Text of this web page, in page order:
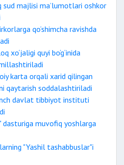
sud majlisi ma’lumotlari oshkor
qo‘shimcha ravishda
xo‘jaligi quyi bo‘g‘inida
karta orqali xarid qilingan
qaytarish soddalashtiriladi
davlat tibbiyot instituti
dasturiga muvofiq yoshlarga
"Yashil tashabbuslar"i